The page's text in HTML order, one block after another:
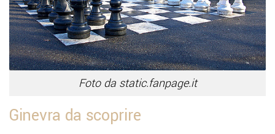
Foto da static.fanpage.it
Ginevra da scoprire